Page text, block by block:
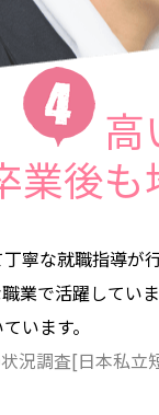
高
業後も
寧な就職指導が
業で活躍してい
います。
況調査[日本私立